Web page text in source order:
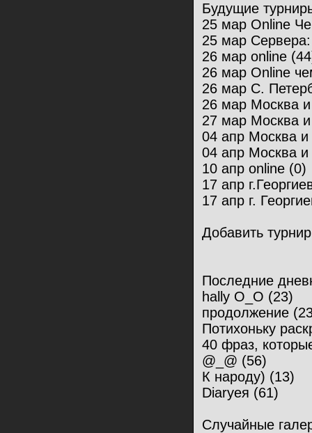
Будущие
25 мар Online
25 мар
26 мар online
26 мар Online
26 мар С.
26 мар Москва
27 мар Москва
04 апр Москва
04 апр Москва
10 апр online (0)
17 апр
17 апр г.
Добавить турнир
Последние
hally O_O (23)
продолжение
Потихоньку
40 фраз,
@_@ (56)
К народу) (13)
Diaryея (61)
Случайные